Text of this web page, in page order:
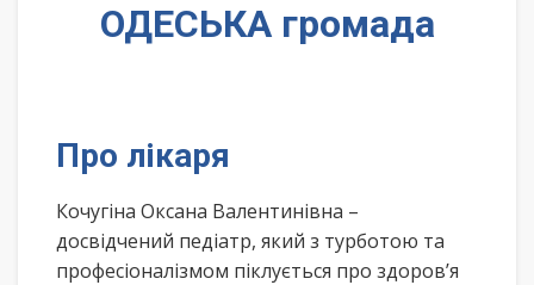
ОДЕСЬКА громада
Про лікаря
Кочугіна Оксана Валентинівна –
досвідчений педіатр, який з турботою та
професіоналізмом піклується про здоров’я